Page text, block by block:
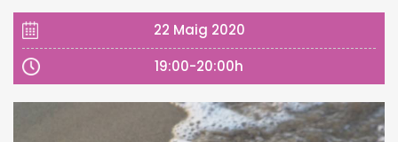
22 Maig 2020
19:00-20:00h